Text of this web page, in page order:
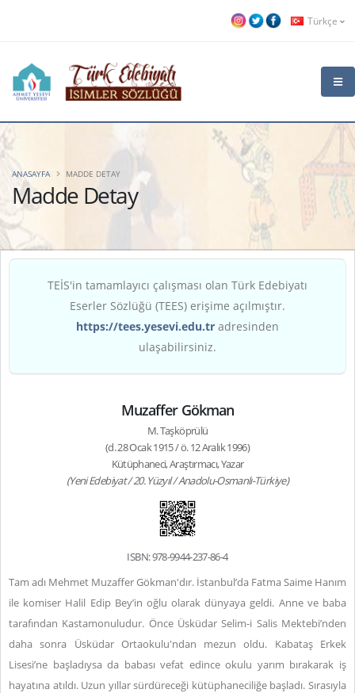
Türkçe
Madde Detay
ANASAYFA MADDE DETAY
TEİS'in tamamlayıcı çalışması olan Türk Edebiyatı
Eserler Sözlüğü (TEES) erişime açılmıştır.
https://tees.yesevi.edu.tr adresinden
ulaşabilirsiniz.
Muzaffer Gökman
M. Taşköprülü
(d. 28 Ocak 1915 / ö. 12 Aralık 1996)
Kütüphaneci, Araştırmacı, Yazar
(Yeni Edebiyat / 20. Yüzyıl / Anadolu-Osmanlı-Türkiye)
ISBN: 978-9944-237-86-4
Tam adı Mehmet Muzaffer Gökman'dır. İstanbul’da Fatma Saime Hanım
ile komiser Halil Edip Bey’in oğlu olarak dünyaya geldi. Anne ve baba
tarafından Kastamonuludur. Önce Üsküdar Selim-i Salis Mektebi’nden
daha sonra Üsküdar Ortaokulu'ndan mezun oldu. Kabataş Erkek
Lisesi’ne başladıysa da babası vefat edince okulu yarım bırakarak iş
hayatına atıldı. Uzun yıllar sürdüreceği kütüphaneciliğe başladı. Sırasıyla